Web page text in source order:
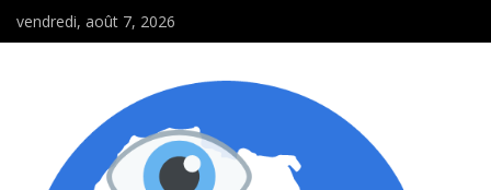
vendredi, août 7, 2026